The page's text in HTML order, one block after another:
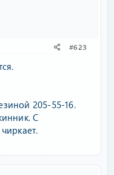
#623
205-55-16.
С